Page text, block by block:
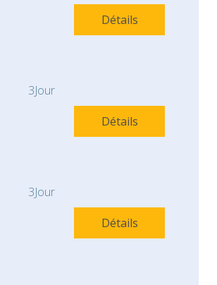
Détails
3Jour
Détails
3Jour
Détails